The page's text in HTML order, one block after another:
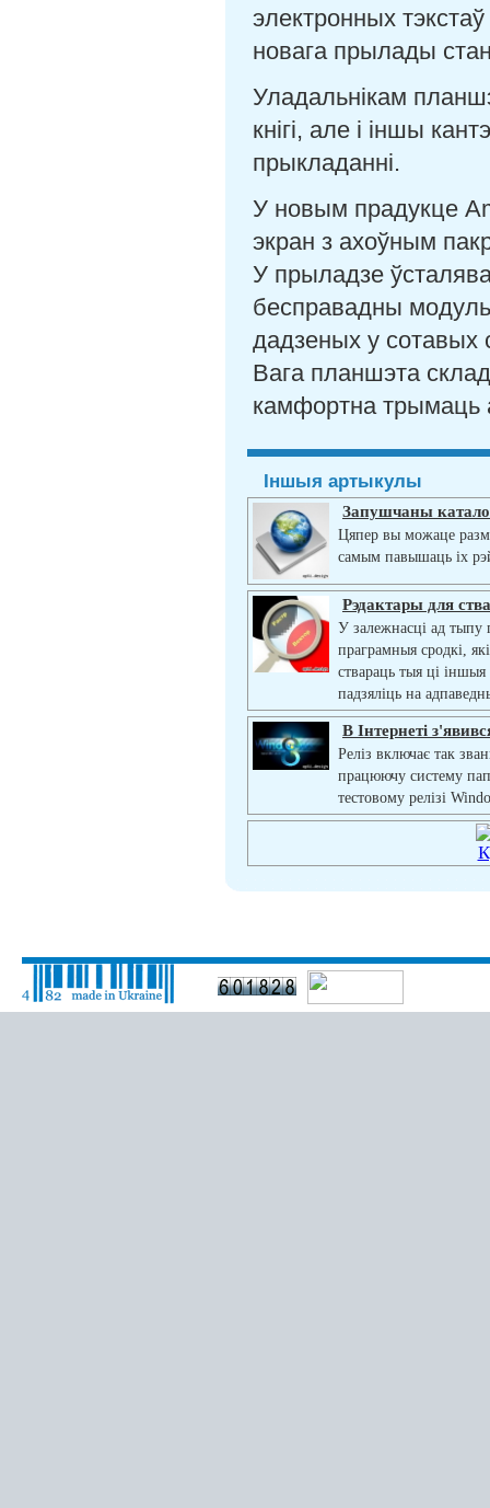
электронных
новага прылады
Уладальнікам
кнігі, але і іншы
прыкладанні.
У новым прадукце
экран з ахоўным
У прыладзе
бесправадны
дадзеных у сотавых
Вага планшэта
камфортна трымаць
Іншыя артыкулы
Запушчаны
Цяпер вы можаце
самым павышаць іх
Рэдактары для
У залежнасці ад тыпу
праграмныя сродкі,
ствараць тыя ці
падзяліць на
В Інтернеті
Реліз включає так
працюючу систему
тестовому релізі